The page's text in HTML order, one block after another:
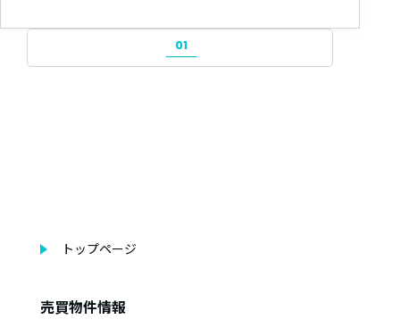
01
トップページ
売買物件情報